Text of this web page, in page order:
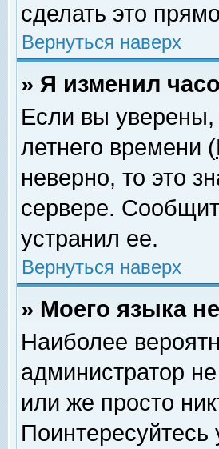
сделать это
Вернуться наверх
» Я изменил
Если вы уверены,
летнего времени (
неверно, то это
сервере.
устранил ее.
Вернуться наверх
» Моего языка
Наиболее
администратор
или же просто
Поинтересуйтесь